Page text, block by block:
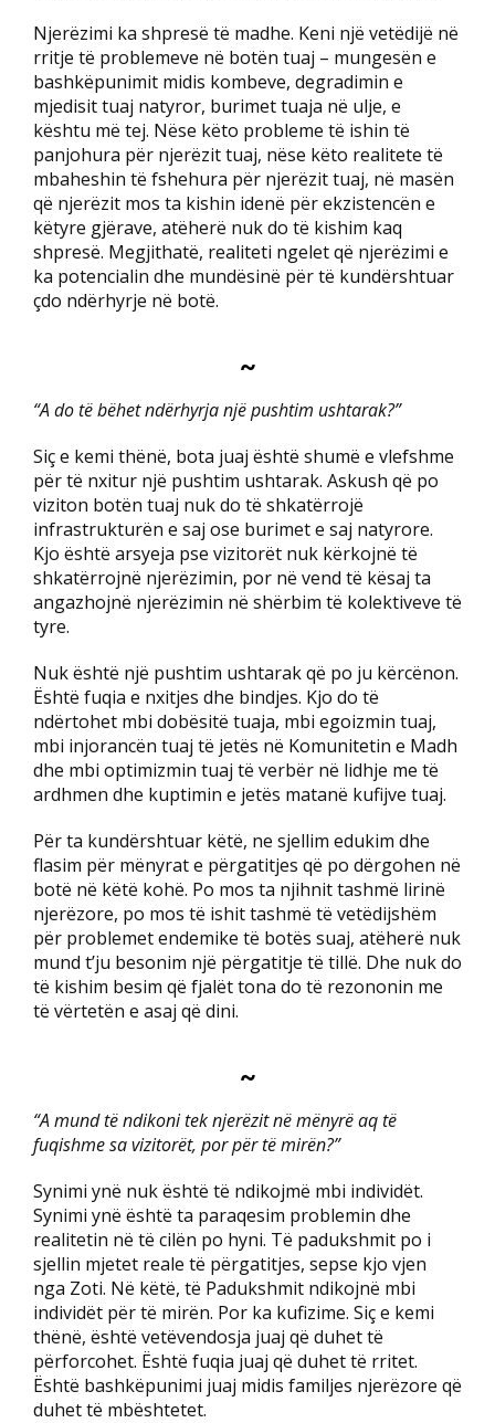
Njerëzimi ka shpresë të madhe. Keni një vetëdijë në
rritje të problemeve në botën tuaj – mungesën e
bashkëpunimit midis kombeve, degradimin e
mjedisit tuaj natyror, burimet tuaja në ulje, e
kështu më tej. Nëse këto probleme të ishin të
panjohura për njerëzit tuaj, nëse këto realitete të
mbaheshin të fshehura për njerëzit tuaj, në masën
që njerëzit mos ta kishin idenë për ekzistencën e
këtyre gjërave, atëherë nuk do të kishim kaq
shpresë. Megjithatë, realiteti ngelet që njerëzimi e
ka potencialin dhe mundësinë për të kundërshtuar
çdo ndërhyrje në botë.
~
“A do të bëhet ndërhyrja një pushtim ushtarak?”
Siç e kemi thënë, bota juaj është shumë e vlefshme
për të nxitur një pushtim ushtarak. Askush që po
viziton botën tuaj nuk do të shkatërrojë
infrastrukturën e saj ose burimet e saj natyrore.
Kjo është arsyeja pse vizitorët nuk kërkojnë të
shkatërrojnë njerëzimin, por në vend të kësaj ta
angazhojnë njerëzimin në shërbim të kolektiveve të
tyre.
Nuk është një pushtim ushtarak që po ju kërcënon.
Është fuqia e nxitjes dhe bindjes. Kjo do të
ndërtohet mbi dobësitë tuaja, mbi egoizmin tuaj,
mbi injorancën tuaj të jetës në Komunitetin e Madh
dhe mbi optimizmin tuaj të verbër në lidhje me të
ardhmen dhe kuptimin e jetës matanë kufijve tuaj.
Për ta kundërshtuar këtë, ne sjellim edukim dhe
flasim për mënyrat e përgatitjes që po dërgohen në
botë në këtë kohë. Po mos ta njihnit tashmë lirinë
njerëzore, po mos të ishit tashmë të vetëdijshëm
për problemet endemike të botës suaj, atëherë nuk
mund t’ju besonim një përgatitje të tillë. Dhe nuk do
të kishim besim që fjalët tona do të rezononin me
të vërtetën e asaj që dini.
~
“A mund të ndikoni tek njerëzit në mënyrë aq të
fuqishme sa vizitorët, por për të mirën?”
Synimi ynë nuk është të ndikojmë mbi individët.
Synimi ynë është ta paraqesim problemin dhe
realitetin në të cilën po hyni. Të padukshmit po i
sjellin mjetet reale të përgatitjes, sepse kjo vjen
nga Zoti. Në këtë, të Padukshmit ndikojnë mbi
individët për të mirën. Por ka kufizime. Siç e kemi
thënë, është vetëvendosja juaj që duhet të
përforcohet. Është fuqia juaj që duhet të rritet.
Është bashkëpunimi juaj midis familjes njerëzore që
duhet të mbështetet.